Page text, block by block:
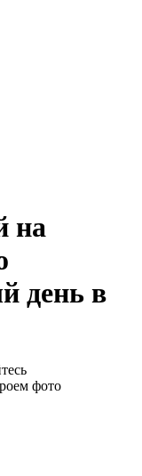
на
день в
фото